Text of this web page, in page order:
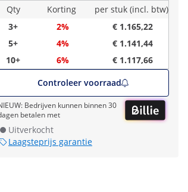
Qty
Korting
per stuk (incl. btw)
3+
2%
€ 1.165,22
5+
4%
€ 1.141,44
10+
6%
€ 1.117,66
Controleer voorraad
Bedrijven kunnen binnen 30
betalen met
Uitverkocht
Laagsteprijs garantie